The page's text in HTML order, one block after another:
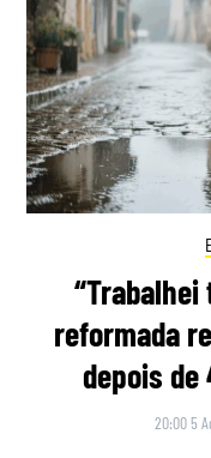
“Trabalhei
reformada
depois de
20:00 5